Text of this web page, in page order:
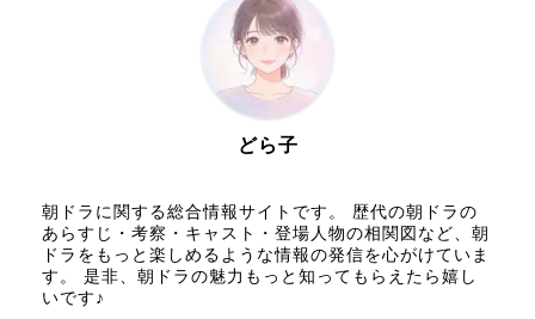
どら子
朝ドラに関する総合情報サイトです。 歴代の朝ドラの
あらすじ・考察・キャスト・登場人物の相関図など、朝
ドラをもっと楽しめるような情報の発信を心がけていま
す。 是非、朝ドラの魅力もっと知ってもらえたら嬉し
いです♪